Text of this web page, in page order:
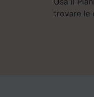
trovare le